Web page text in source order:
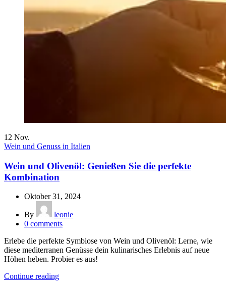
12 Nov.
Wein und Genuss in Italien
Wein und Olivenöl: Genießen Sie die perfekte
Kombination
Oktober 31, 2024
By
leonie
0 comments
Erlebe die perfekte Symbiose von Wein und Olivenöl: Lerne, wie
diese mediterranen Genüsse dein kulinarisches Erlebnis auf neue
Höhen heben. Probier es aus!
Continue reading